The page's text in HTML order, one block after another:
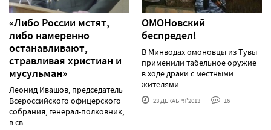
«Либо России мстят,
либо намеренно
останавливают,
стравливая христиан и
мусульман»
Леонид Ивашов, председатель
Всероссийского офицерского
собрания, генерал-полковник,
в св......
ОМОНовский
беспредел!
В Минводах омоновцы из Тувы
применили табельное оружие
в ходе драки с местными
жителями ......
23 ДЕКАБРЯ'2013 16